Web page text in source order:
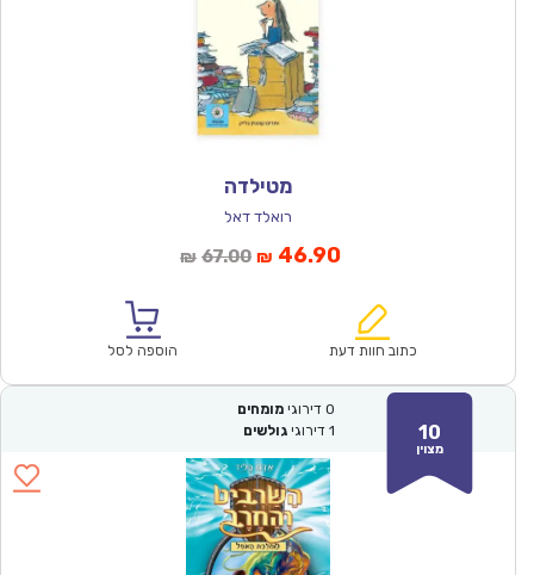
מטילדה
רואלד דאל
₪ 67.00המחיר
₪67.00.
₪ 46.90המחיר
הוא:
כתוב חוות דעת הוספה לסל
10
מצוין
0 דירוגי מומחים
1 דירוגי גולשים